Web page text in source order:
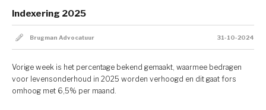
Indexering 2025
Brugman Advocatuur 31-10-2024
Vorige week is het percentage bekend gemaakt, waarmee bedragen
voor levensonderhoud in 2025 worden verhoogd en dit gaat fors
omhoog met 6,5% per maand.